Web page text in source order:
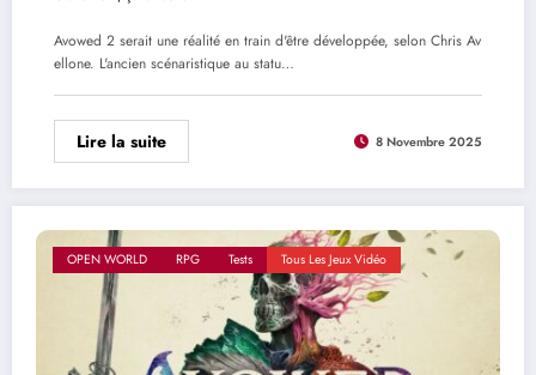
Avowed 2 serait une réalité en train d'être développée, selon Chris Av
ellone. L'ancien scénaristique au statu…
Lire la suite 8 Novembre 2025
OPEN WORLD RPG Tests Tous Les Jeux Vidéo